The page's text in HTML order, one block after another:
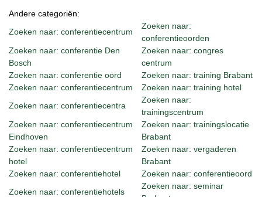
Andere categoriën:
Zoeken naar: conferentiecentrum
Zoeken naar:
conferentieoorden
Zoeken naar: conferentie Den
Bosch
Zoeken naar: congres
centrum
Zoeken naar: conferentie oord
Zoeken naar: training Brabant
Zoeken naar: conferentiecentrum
Zoeken naar: training hotel
Zoeken naar: conferentiecentra
Zoeken naar:
trainingscentrum
Zoeken naar: conferentiecentrum
Eindhoven
Zoeken naar: trainingslocatie
Brabant
Zoeken naar: conferentiecentrum
hotel
Zoeken naar: vergaderen
Brabant
Zoeken naar: conferentiehotel
Zoeken naar: conferentieoord
Zoeken naar: conferentiehotels
Zoeken naar: seminar